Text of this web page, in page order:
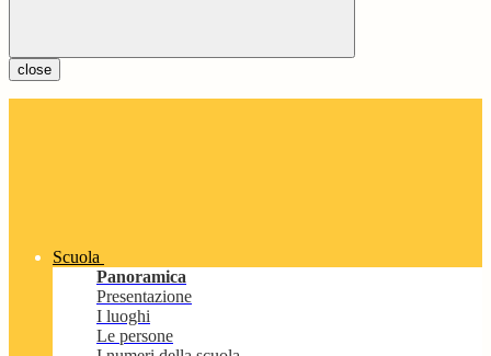
close
Scuola
Panoramica
Presentazione
I luoghi
Le persone